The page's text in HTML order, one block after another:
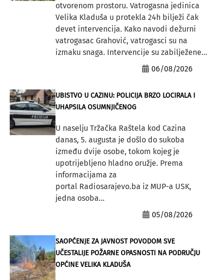
otvorenom prostoru. Vatrogasna jedinica
Velika Kladuša u protekla 24h bilježi čak
devet intervencija. Kako navodi dežurni
vatrogasac Grahović, vatrogasci su na
izmaku snaga. Intervencije su zabilježene...
06/08/2026
UBISTVO U CAZINU: POLICIJA BRZO LOCIRALA I
UHAPSILA OSUMNJIČENOG
U naselju Tržačka Raštela kod Cazina
danas, 5. augusta je došlo do sukoba
između dvije osobe, tokom kojeg je
upotrijebljeno hladno oružje. Prema
informacijama za
portal Radiosarajevo.ba iz MUP-a USK,
jedna osoba...
05/08/2026
SAOPĆENJE ZA JAVNOST POVODOM SVE
UČESTALIJE POŽARNE OPASNOSTI NA PODRUČJU
OPĆINE VELIKA KLADUŠA